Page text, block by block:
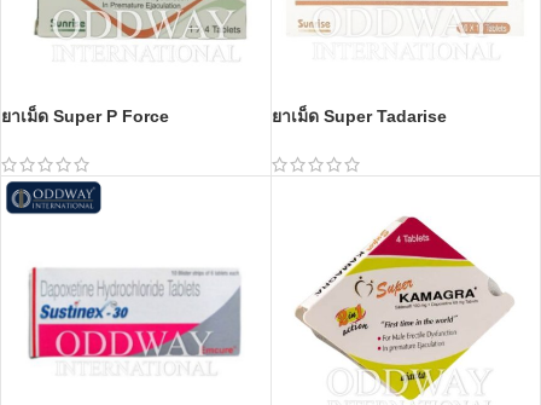
ยาเม็ด Super P Force ยาเม็ด Super Tadarise